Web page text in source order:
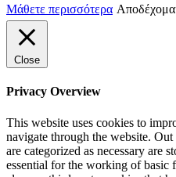
Μάθετε περισσότερα
Close
Privacy Overview
This website uses cookies to
navigate through the website.
are categorized as necessary are
essential for the working of basic